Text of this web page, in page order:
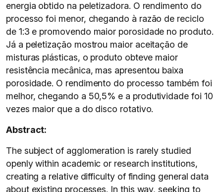
energia obtido na peletizadora. O rendimento do
processo foi menor, chegando à razão de reciclo
de 1:3 e promovendo maior porosidade no produto.
Já a peletização mostrou maior aceitação de
misturas plásticas, o produto obteve maior
resistência mecânica, mas apresentou baixa
porosidade. O rendimento do processo também foi
melhor, chegando a 50,5% e a produtividade foi 10
vezes maior que a do disco rotativo.
Abstract:
The subject of agglomeration is rarely studied
openly within academic or research institutions,
creating a relative difficulty of finding general data
about existing processes. In this way, seeking to